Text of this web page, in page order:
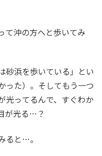
て沖の方へと歩いてみ
砂浜を歩いている」とい
った）。そしてもう一つ
光ってるんで、すぐわか
が光る…？
ると…。